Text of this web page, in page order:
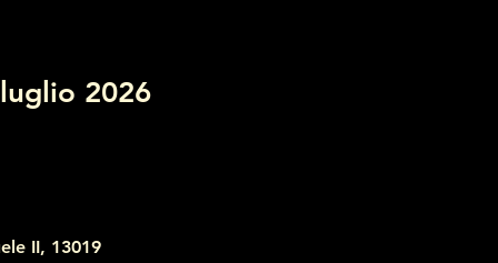
2026
II, 13019